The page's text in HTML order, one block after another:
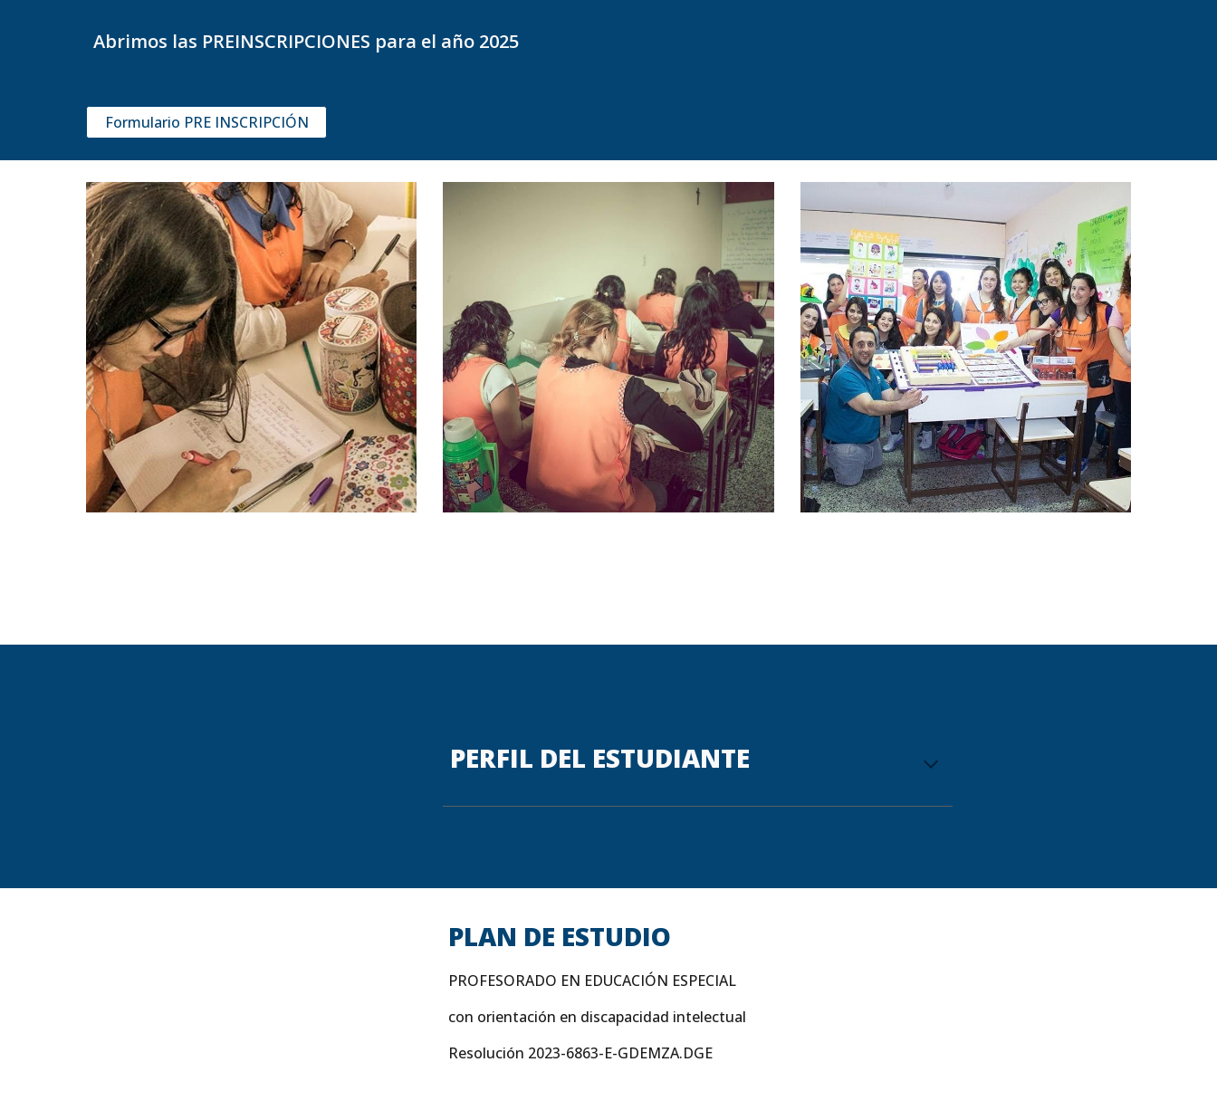
Abrimos las PREINSCRIPCIONES para el año 2025
Formulario PRE INSCRIPCIÓN
PERFIL DEL ESTUDIANTE
PLAN DE ESTUDIO
PROFESORADO EN EDUCACIÓN ESPECIAL
con orientación en discapacidad intelectual
Resolución 2023-6863-E-GDEMZA.DGE